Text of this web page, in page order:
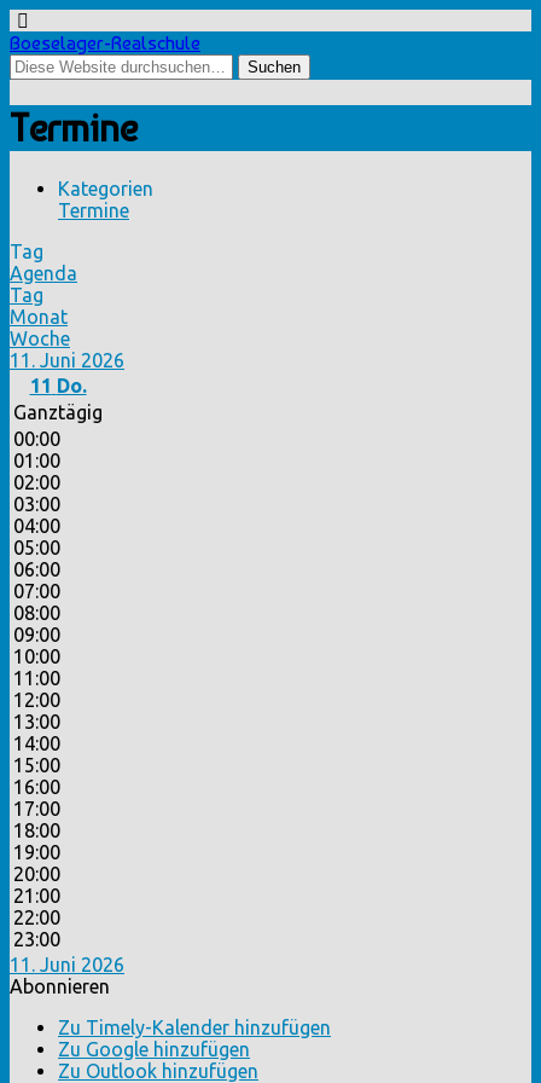
Boeselager-Realschule
Termine
Kategorien
Termine
Tag
Agenda
Tag
Monat
Woche
11. Juni 2026
11 Do.
Ganztägig
00:00
01:00
02:00
03:00
04:00
05:00
06:00
07:00
08:00
09:00
10:00
11:00
12:00
13:00
14:00
15:00
16:00
17:00
18:00
19:00
20:00
21:00
22:00
23:00
11. Juni 2026
Abonnieren
Zu Timely-Kalender hinzufügen
Zu Google hinzufügen
Zu Outlook hinzufügen